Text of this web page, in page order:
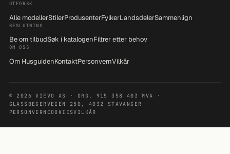
UTFORSK
Alle modellerStilerProdusenterFylkerLandsdelerSammenlign
BESLUTNING
Be om tilbudSøk i katalogenFiltrer etter behov
OM OSS
Om HusguidenKontaktPersonvernVilkår
© 2026 VIEVO AS · ORG. 915 358 403 MVA ·
GLASSBEGERVEIEN 250, 4032 STAVANGER
PERSONVERN COOKIESVILKÅR